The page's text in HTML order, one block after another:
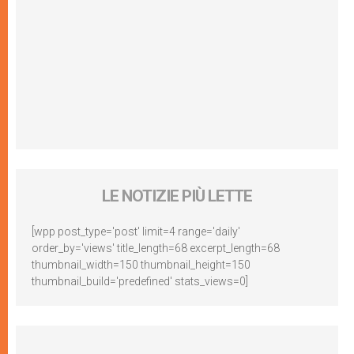
LE NOTIZIE PIÙ LETTE
[wpp post_type='post' limit=4 range='daily'
order_by='views' title_length=68 excerpt_length=68
thumbnail_width=150 thumbnail_height=150
thumbnail_build='predefined' stats_views=0]